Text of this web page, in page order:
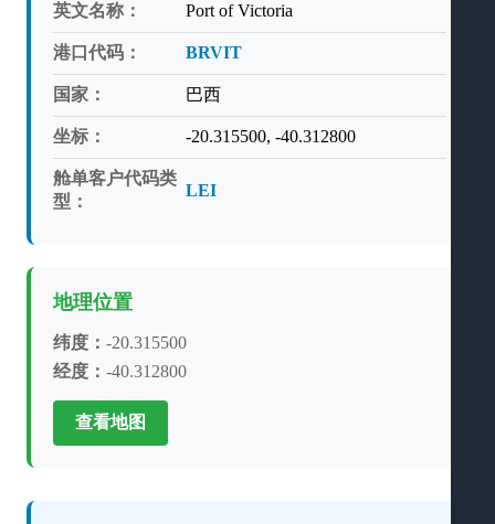
英文名称： Port of Victoria
港口代码： BRVIT
国家： 巴西
坐标： -20.315500, -40.312800
舱单客户代码类
型：
LEI
地理位置
纬度： -20.315500
经度： -40.312800
查看地图